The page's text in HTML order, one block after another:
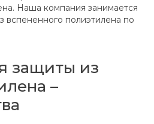
Наша компания занимается
вспененного полиэтилена по
защиты из
–